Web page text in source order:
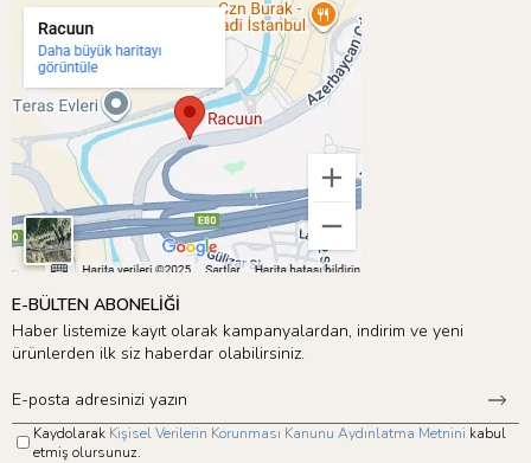
E-BÜLTEN ABONELİĞİ
Haber listemize kayıt olarak kampanyalardan, indirim ve yeni
ürünlerden ilk siz haberdar olabilirsiniz.
Kaydolarak Kişisel Verilerin Korunması Kanunu Aydınlatma Metnini kabul
etmiş olursunuz.